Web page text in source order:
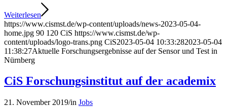
Weiterlesen
https://www.cismst.de/wp-content/uploads/news-2023-05-04-
home.jpg 90 120 CiS https://www.cismst.de/wp-
content/uploads/logo-trans.png CiS2023-05-04 10:33:282023-05-04
11:38:27Aktuelle Forschungsergebnisse auf der Sensor und Test in
Nürnberg
CiS Forschungsinstitut auf der academix
21. November 2019/in Jobs